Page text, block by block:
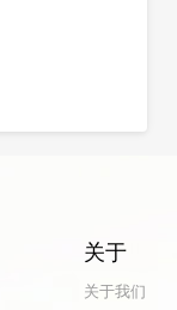
关于
关于我们